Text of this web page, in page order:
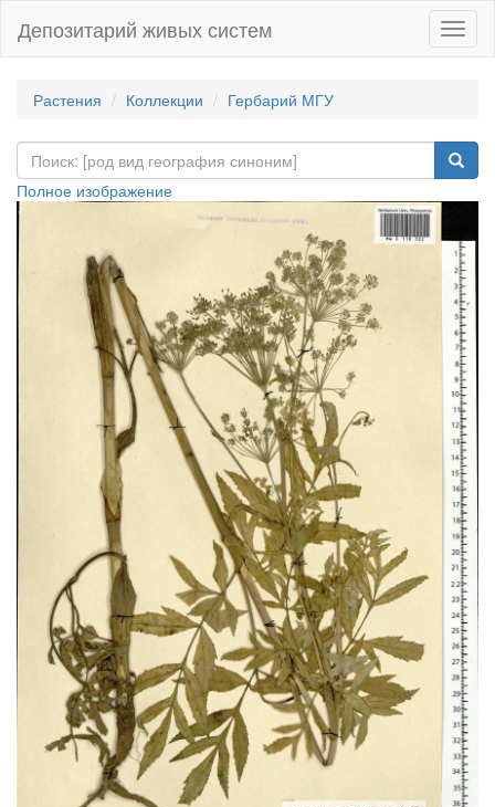
Депозитарий живых систем
Растения Коллекции Гербарий МГУ
Полное изображение